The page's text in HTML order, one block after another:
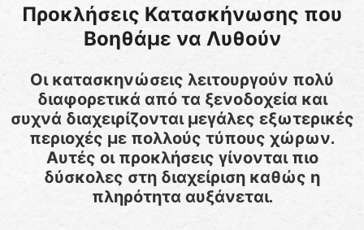
Προκλήσεις Κατασκήνωσης που
Βοηθάμε να Λυθούν
Οι κατασκηνώσεις λειτουργούν πολύ
διαφορετικά από τα ξενοδοχεία και
συχνά διαχειρίζονται μεγάλες εξωτερικές
περιοχές με πολλούς τύπους χώρων.
Αυτές οι προκλήσεις γίνονται πιο
δύσκολες στη διαχείριση καθώς η
πληρότητα αυξάνεται.